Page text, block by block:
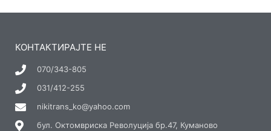
КОНТАКТИРАЈТЕ НЕ
070/343-805
031/412-255
nikitrans_ko@yahoo.com
бул. Октомвриска Револуција бр.47, Куманово